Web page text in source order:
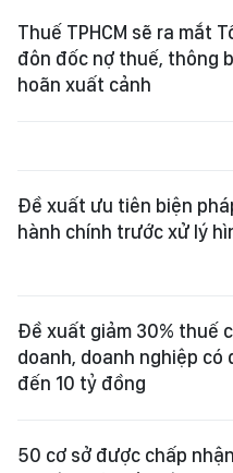
Thuế TPHCM sẽ ra mắt
đôn đốc nợ thuế, thông
hoãn xuất cảnh
Đề xuất ưu tiên biện
hành chính trước xử lý
Đề xuất giảm 30% thuế
doanh, doanh nghiệp có
đến 10 tỷ đồng
50 cơ sở được chấp